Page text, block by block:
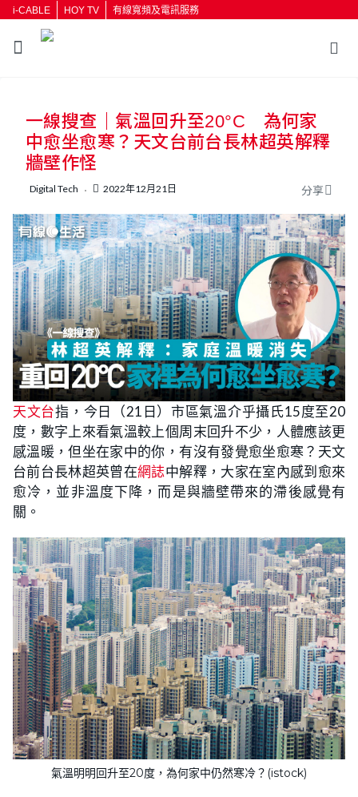
i-CABLE HOY TV 有線寬頻及電訊服務
按輸入鍵開始搜尋
一線搜查｜氣溫回升至20°C 為何家
中愈坐愈寒？天文台前台長林超英解釋
牆壁作怪
Digital Tech 2022年12月21日 分享
天文台指，今日（21日）市區氣溫介乎攝氏15度至20
度，數字上來看氣溫較上個周末回升不少，人體應該更
感溫暖，但坐在家中的你，有沒有發覺愈坐愈寒？天文
台前台長林超英曾在網誌中解釋，大家在室內感到愈來
愈冷，並非溫度下降，而是與牆壁帶來的滯後感覺有
關。
氣溫明明回升至20度，為何家中仍然寒冷？(istock)